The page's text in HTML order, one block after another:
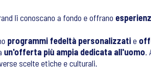
li conoscano a fondo e offrano
programmi fedeltà personalizzatie
un'offerta più ampia dedicata all'uomo.
scelte etiche e culturali.